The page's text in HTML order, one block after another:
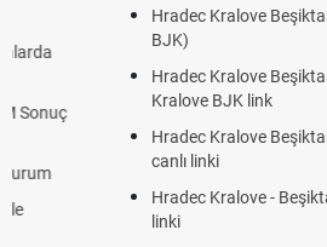
Hradec Kralove Beşiktaş CANLI
Hradec Kralove Beşiktaş maçı
Kralove BJK link
Hradec Kralove Beşiktaş ücretsiz
Hradec Kralove - Beşiktaş maçı